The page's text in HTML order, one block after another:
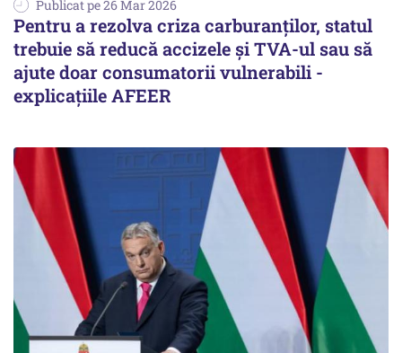
Publicat pe 26 Mar 2026
Pentru a rezolva criza carburanţilor, statul
trebuie să reducă accizele și TVA-ul sau să
ajute doar consumatorii vulnerabili -
explicațiile AFEER